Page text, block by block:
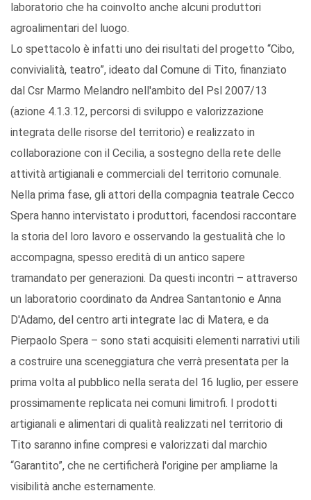
laboratorio che ha coinvolto anche alcuni produttori
agroalimentari del luogo.
Lo spettacolo è infatti uno dei risultati del progetto “Cibo,
convivialità, teatro”, ideato dal Comune di Tito, finanziato
dal Csr Marmo Melandro nell'ambito del Psl 2007/13
(azione 4.1.3.12, percorsi di sviluppo e valorizzazione
integrata delle risorse del territorio) e realizzato in
collaborazione con il Cecilia, a sostegno della rete delle
attività artigianali e commerciali del territorio comunale.
Nella prima fase, gli attori della compagnia teatrale Cecco
Spera hanno intervistato i produttori, facendosi raccontare
la storia del loro lavoro e osservando la gestualità che lo
accompagna, spesso eredità di un antico sapere
tramandato per generazioni. Da questi incontri – attraverso
un laboratorio coordinato da Andrea Santantonio e Anna
D'Adamo, del centro arti integrate Iac di Matera, e da
Pierpaolo Spera – sono stati acquisiti elementi narrativi utili
a costruire una sceneggiatura che verrà presentata per la
prima volta al pubblico nella serata del 16 luglio, per essere
prossimamente replicata nei comuni limitrofi. I prodotti
artigianali e alimentari di qualità realizzati nel territorio di
Tito saranno infine compresi e valorizzati dal marchio
“Garantito”, che ne certificherà l'origine per ampliarne la
visibilità anche esternamente.